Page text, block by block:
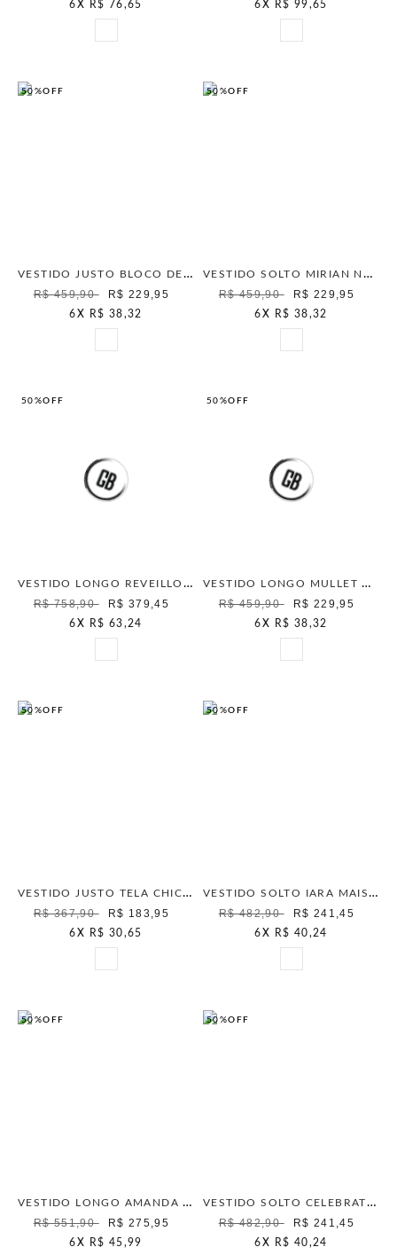
6 X R$ 76,65 6 X R$ 99,65
50%OFF
VESTIDO JUSTO BLOCO DE COR OFF WHITE
R$ 459,90
R$ 229,95
6 X R$ 38,32
50%OFF
VESTIDO SOLTO MIRIAN NATURAL
R$ 459,90
R$ 229,95
6 X R$ 38,32
50%OFF
VESTIDO LONGO REVEILLON OFF WHITE
R$ 758,90
R$ 379,45
6 X R$ 63,24
50%OFF
VESTIDO LONGO MULLET OFF WHITE
R$ 459,90
R$ 229,95
6 X R$ 38,32
50%OFF
VESTIDO JUSTO TELA CHIC OFF WHITE
R$ 367,90
R$ 183,95
6 X R$ 30,65
50%OFF
VESTIDO SOLTO IARA MAIS GATA NATURAL
R$ 482,90
R$ 241,45
6 X R$ 40,24
50%OFF
VESTIDO LONGO AMANDA MAIS GATA OFF WHITE
R$ 551,90
R$ 275,95
6 X R$ 45,99
50%OFF
VESTIDO SOLTO CELEBRATION OFF WHITE
R$ 482,90
R$ 241,45
6 X R$ 40,24